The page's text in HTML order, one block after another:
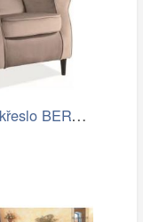
Čalouněné křeslo BERY velvet béžová…